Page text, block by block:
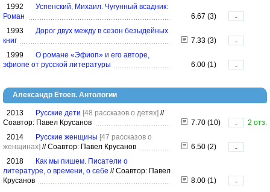
1992
Успенский, Михаил. Чугунный всадник:
Роман
6.67 (3)
-
1993
Дорог двух между в сезон безыдейных
книг
7.33 (3)
-
1999
О романе «Эфиоп» и его авторе,
эфиопе от русской литературы
6.00 (1) -
Александр Етоев. Антологии
2013 Русские дети [48 рассказов о детях] //
Соавтор: Павел Крусанов
7.70 (10) -
2 отз.
2014
Русские женщины [47 рассказов о
женщинах] //Соавтор: Павел Крусанов 6.50 (2)
-
2018
Как мы пишем. Писатели о
литературе, о времени, о себе //Соавтор: Павел
Крусанов
8.00 (1) -